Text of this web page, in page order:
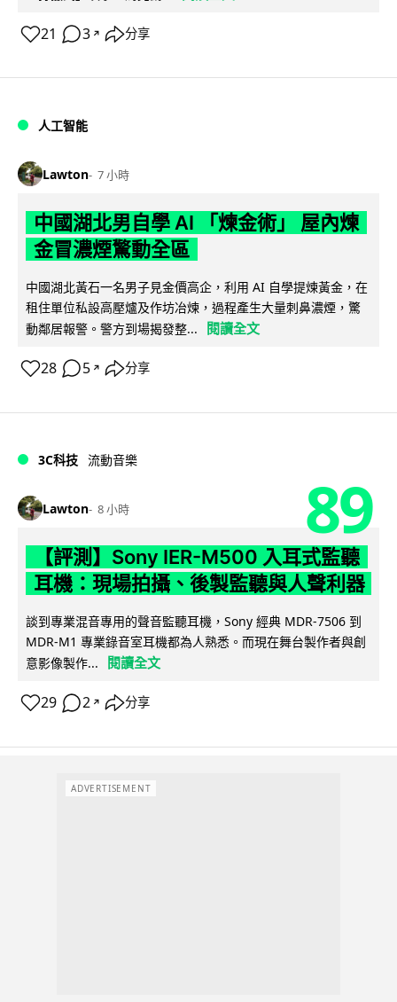
21 3 ↗ 分享
人工智能
Lawton 7 小時
中國湖北男自學 AI 「煉金術」 屋內煉
金冒濃煙驚動全區
中國湖北黃石一名男子見金價高企，利用 AI 自學提煉黃金，在
租住單位私設高壓爐及作坊冶煉，過程產生大量刺鼻濃煙，驚
動鄰居報警。警方到場揭發整...
閱讀全文
28 5 ↗ 分享
3C科技 流動音樂
Lawton 8 小時 89
【評測】Sony IER-M500 入耳式監聽
耳機：現場拍攝、後製監聽與人聲利器
談到專業混音專用的聲音監聽耳機，Sony 經典 MDR-7506 到
MDR-M1 專業錄音室耳機都為人熟悉。而現在舞台製作者與創
意影像製作...
閱讀全文
29 2 ↗ 分享
ADVERTISEMENT